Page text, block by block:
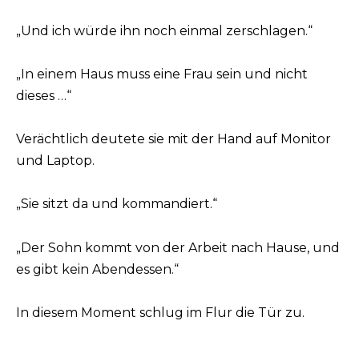
„Und ich würde ihn noch einmal zerschlagen.“
„In einem Haus muss eine Frau sein und nicht
dieses …“
Verächtlich deutete sie mit der Hand auf Monitor
und Laptop.
„Sie sitzt da und kommandiert.“
„Der Sohn kommt von der Arbeit nach Hause, und
es gibt kein Abendessen.“
In diesem Moment schlug im Flur die Tür zu.